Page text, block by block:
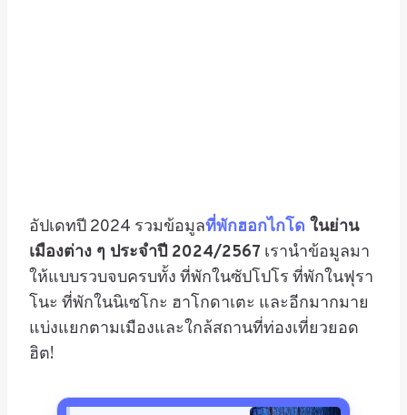
อัปเดทปี 2024 รวมข้อมูลที่พักฮอกไกโด ในย่าน
เมืองต่าง ๆ ประจำปี 2024/2567 เรานำข้อมูลมา
ให้แบบรวบจบครบทั้ง ที่พักในซัปโปโร ที่พักในฟุรา
โนะ ที่พักในนิเซโกะ ฮาโกดาเตะ และอีกมากมาย
แบ่งแยกตามเมืองและใกล้สถานที่ท่องเที่ยวยอด
ฮิต!